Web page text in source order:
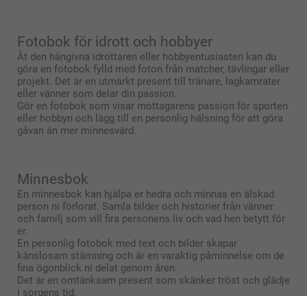
Fotobok för idrott och hobbyer
Åt den hängivna idrottaren eller hobbyentusiasten kan du
göra en fotobok fylld med foton från matcher, tävlingar eller
projekt. Det är en utmärkt present till tränare, lagkamrater
eller vänner som delar din passion.
Gör en fotobok som visar mottagarens passion för sporten
eller hobbyn och lägg till en personlig hälsning för att göra
gåvan än mer minnesvärd.
Minnesbok
En minnesbok kan hjälpa er hedra och minnas en älskad
person ni förlorat. Samla bilder och historier från vänner
och familj som vill fira personens liv och vad hen betytt för
er.
En personlig fotobok med text och bilder skapar
känslosam stämning och är en varaktig påminnelse om de
fina ögonblick ni delat genom åren.
Det är en omtänksam present som skänker tröst och glädje
i sorgens tid.